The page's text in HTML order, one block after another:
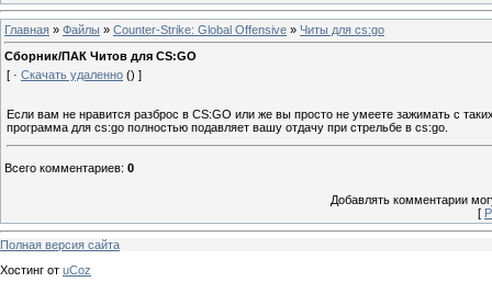
Главная » Файлы » Counter-Strike: Global Offensive » Читы для cs:go
Сборник/ПАК Читов для CS:GO
[ · Скачать удаленно () ]
Если вам не нравится разброс в CS:GO или же вы просто не умеете зажимать с
программа для cs:go полностью подавляет вашу отдачу при стрельбе в cs:go.
Всего комментариев: 0
Добавлять комментарии
[
Полная версия сайта
Хостинг от uCoz